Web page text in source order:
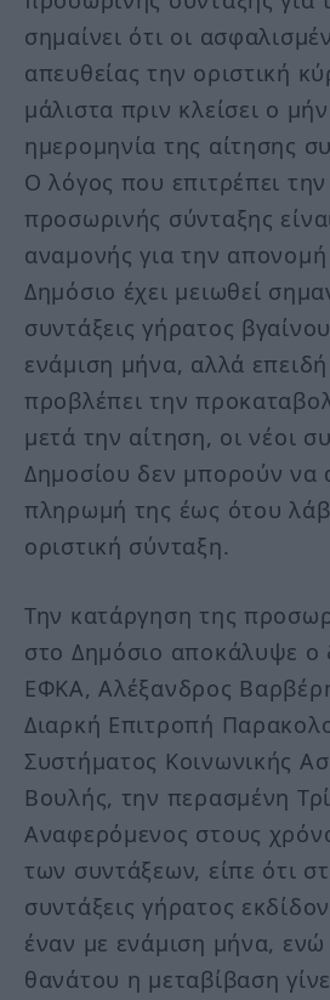
σημαίνει ότι οι
απευθείας την οριστική
μάλιστα πριν κλείσει ο
ημερομηνία της αίτησης
Ο λόγος που επιτρέπει
προσωρινής σύνταξης
αναμονής για την
Δημόσιο έχει μειωθεί
συντάξεις γήρατος
ενάμιση μήνα, αλλά
προβλέπει την
μετά την αίτηση, οι νέοι
Δημοσίου δεν μπορούν να
πληρωμή της έως ότου
οριστική σύνταξη.
Την κατάργηση της
στο Δημόσιο αποκάλυψε ο
ΕΦΚΑ, Αλέξανδρος
Διαρκή Επιτροπή
Συστήματος Κοινωνικής
Βουλής, την περασμένη
Αναφερόμενος στους
των συντάξεων, είπε ότι
συντάξεις γήρατος
έναν με ενάμιση μήνα, ενώ
θανάτου η μεταβίβαση